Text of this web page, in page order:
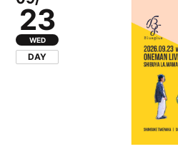
23
WED
DAY